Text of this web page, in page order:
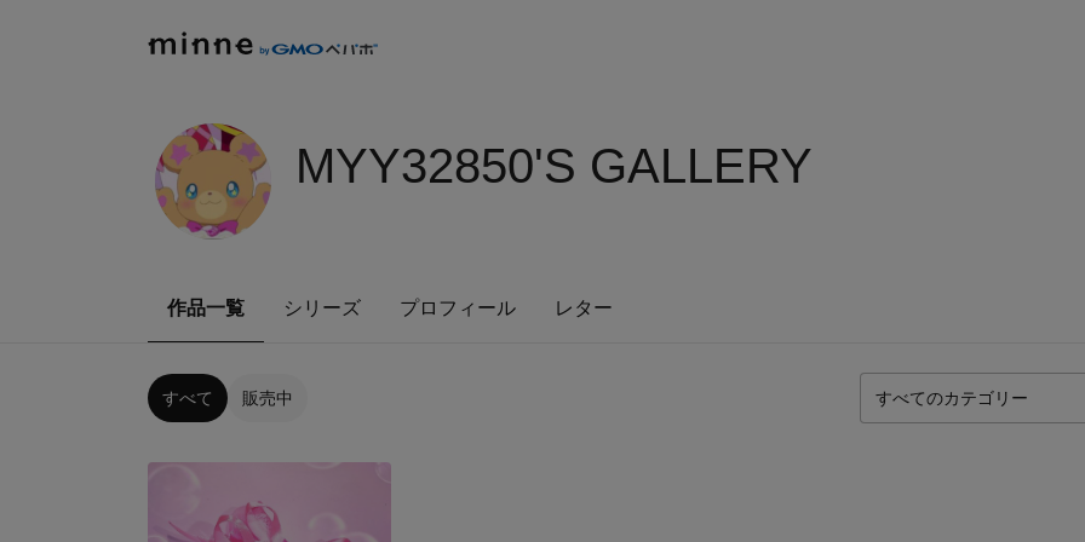
MYY32850'S GALLERY
作品一覧 シリーズ プロフィール レター
すべて 販売中